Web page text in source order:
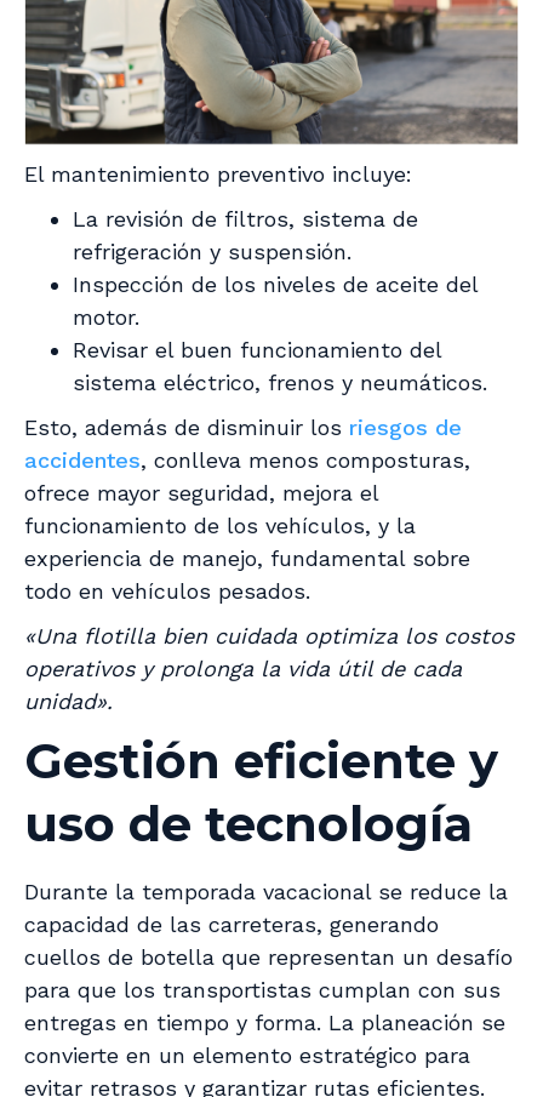
El mantenimiento preventivo incluye:
La revisión de filtros, sistema de
refrigeración y suspensión.
Inspección de los niveles de aceite del
motor.
Revisar el buen funcionamiento del
sistema eléctrico, frenos y neumáticos.
Esto, además de disminuir los riesgos de
accidentes, conlleva menos composturas,
ofrece mayor seguridad, mejora el
funcionamiento de los vehículos, y la
experiencia de manejo, fundamental sobre
todo en vehículos pesados.
«Una flotilla bien cuidada optimiza los costos
operativos y prolonga la vida útil de cada
unidad».
Gestión eficiente y
uso de tecnología
Durante la temporada vacacional se reduce la
capacidad de las carreteras, generando
cuellos de botella que representan un desafío
para que los transportistas cumplan con sus
entregas en tiempo y forma. La planeación se
convierte en un elemento estratégico para
evitar retrasos y garantizar rutas eficientes.